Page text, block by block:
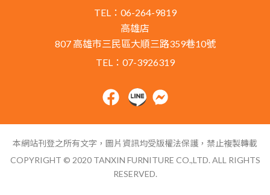
TEL：06-264-9819
高雄店
807 高雄市三民區大順三路359巷10號
TEL：07-3926319
本網站刊登之所有文字，圖片資訊均受版權法保護，禁止複製轉載
COPYRIGHT © 2020 TANXIN FURNITURE CO.,LTD. ALL RIGHTS
RESERVED.